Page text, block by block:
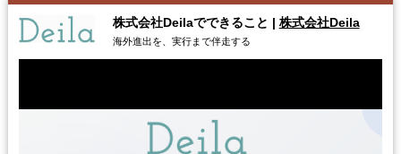
株式会社Deilaでできること | 株式会社Deila
海外進出を、実行まで伴走する